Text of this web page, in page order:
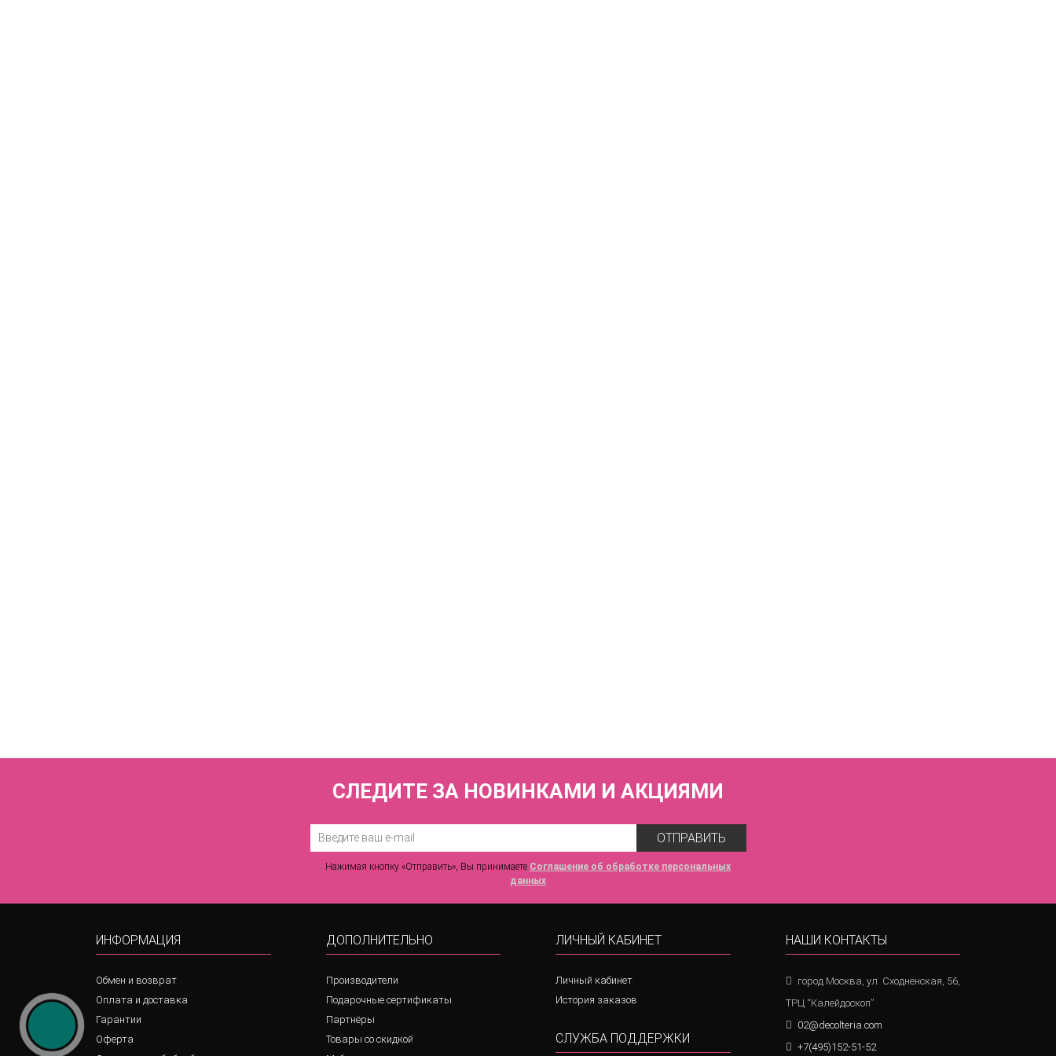
СЛЕДИТЕ ЗА НОВИНКАМИ И АКЦИЯМИ
ОТПРАВИТЬ
Нажимая кнопку «Отправить», Вы принимаете Соглашение об обработке персональных
данных
ИНФОРМАЦИЯ
Обмен и возврат
Оплата и доставка
Гарантии
Оферта
ДОПОЛНИТЕЛЬНО
Производители
Подарочные сертификаты
Партнёры
Товары со скидкой
ЛИЧНЫЙ КАБИНЕТ
Личный кабинет
История заказов
СЛУЖБА ПОДДЕРЖКИ
НАШИ КОНТАКТЫ
город Москва, ул. Сходненская, 56,
ТРЦ “Калейдоскоп”
02@decolteria.com
+7(495)152-51-52